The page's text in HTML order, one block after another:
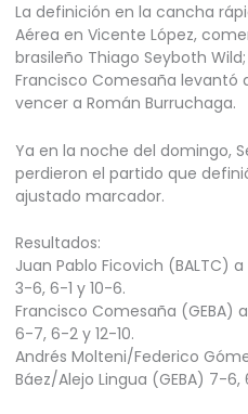
La definición en la cancha
Aérea en Vicente López,
brasileño Thiago Seyboth
Francisco Comesaña levantó
vencer a Román Burruchaga.
Ya en la noche del domingo,
perdieron el partido que
ajustado marcador.
Resultados:
Juan Pablo Ficovich (BALTC)
3-6, 6-1 y 10-6.
Francisco Comesaña (GEBA)
6-7, 6-2 y 12-10.
Andrés Molteni/Federico
Báez/Alejo Lingua (GEBA) 7-6,